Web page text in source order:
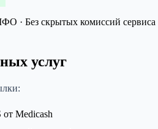
· Без скрытых комиссий сервиса
услуг
от Medicash